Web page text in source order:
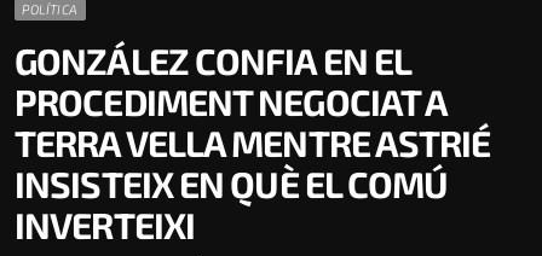
POLÍTICA
GONZÁLEZ CONFIA EN EL
PROCEDIMENT NEGOCIAT A
TERRA VELLA MENTRE ASTRIÉ
INSISTEIX EN QUÈ EL COMÚ
INVERTEIXI